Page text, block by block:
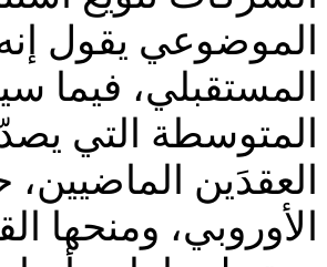
الموضوعي يقول
المستقبلي، فيما
المتوسطة التي
العقدَين
الأوروبي، ومنحها